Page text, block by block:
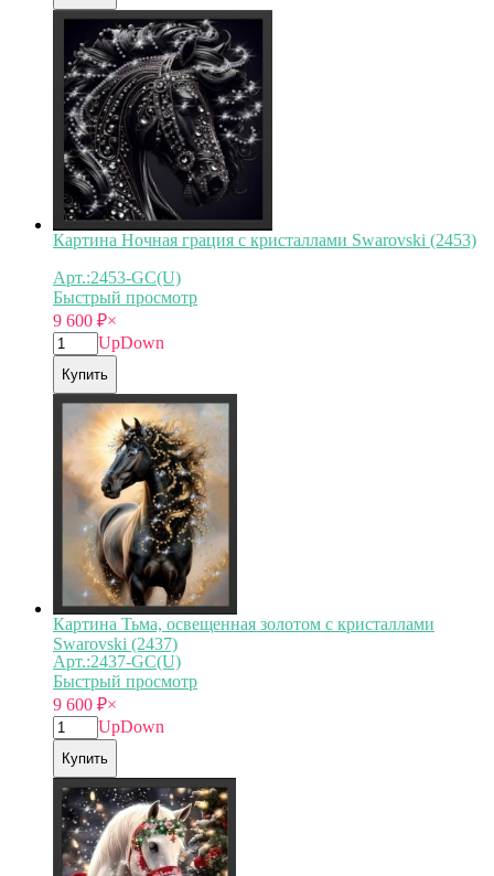
Картина Ночная грация с кристаллами Swarovski (2453)
Арт.:2453-GC(U)
Быстрый просмотр
9 600 ₽×
UpDown
Купить
Картина Тьма, освещенная золотом с кристаллами
Swarovski (2437)
Арт.:2437-GC(U)
Быстрый просмотр
9 600 ₽×
UpDown
Купить